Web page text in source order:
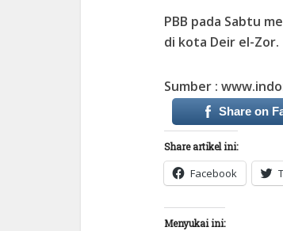
PBB pada Sabtu
di kota Deir el-Zor.
Sumber :
Share on
Share artikel ini:
Facebook
Menyukai ini: